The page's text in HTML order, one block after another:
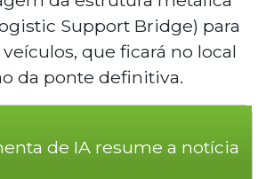
Support Bridge) para
que ficará no local
da ponte definitiva.
de IA resume a notícia